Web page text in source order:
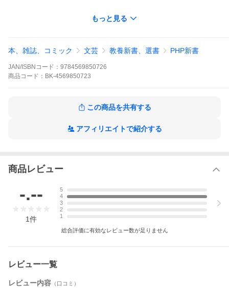
PHP新書 １２８７
トランプ登場の背景と原動力は？トランプ政権からバイデン政権
へと、アメリカの政治と外交、社会の何が変化し何が継続してい
るのか？そして、米中関係は第二の冷戦となるのか？日本はそれ
とどう向き合うのか？これらが本書の問いである。政治状況が不
に長短があろうが、本書では歴史のアナロジーに頼りながら、以
もっと見る
本、雑誌、コミック 文芸 教養新書、選書 PHP新書
JAN/ISBNコード： 9784569850726
商品 コード： BK-4569850723
この商品を共有する
アフィリエイトで紹介する
商品レビュー
-.--
1件
5
4
3
2
1
総合評価に有効なレビュー数が足りません
レビュー一覧
レビュー内容 （口コミ）